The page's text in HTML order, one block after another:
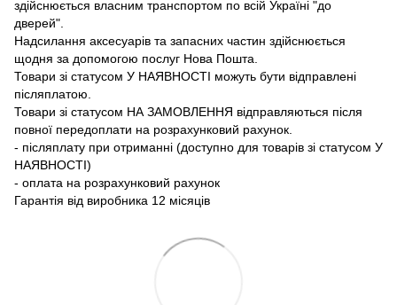
здійснюється власним транспортом по всій Україні "до
дверей".
Надсилання аксесуарів та запасних частин здійснюється
щодня за допомогою послуг Нова Пошта.
Товари зі статусом У НАЯВНОСТІ можуть бути відправлені
післяплатою.
Товари зі статусом НА ЗАМОВЛЕННЯ відправляються після
повної передоплати на розрахунковий рахунок.
- післяплату при отриманні (доступно для товарів зі статусом У
НАЯВНОСТІ)
- оплата на розрахунковий рахунок
Гарантія від виробника 12 місяців